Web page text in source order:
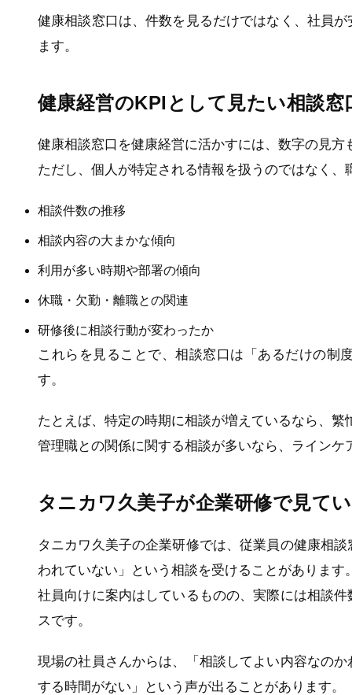
健康相談窓口は、件数を見るだけではなく、社員
ます。
健康経営のKPIとして見たい相談窓
健康相談窓口を健康経営に活かすには、数字の見方
ただし、個人が特定される情報を扱うのではなく
相談件数の推移
相談内容の大まかな傾向
利用が多い時期や部署の傾向
休職・欠勤・離職との関連
研修後に相談行動が変わったか
これらを見ることで、相談窓口は「あるだけの制
す。
たとえば、特定の時期に相談が増えているなら、
管理職との関係に関する相談が多いなら、ライン
タニカワ久美子が企業研修で見て
タニカワ久美子の企業研修では、従業員の健康相
われていない」という相談を受けることがあります
社員向けに案内はしているものの、実際には相談
スです。
現場の社員さんからは、「相談してよい内容なの
する時間がない」という声が出ることがあります。